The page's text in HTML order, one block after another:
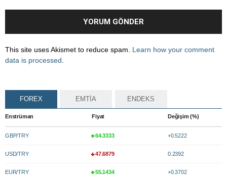
This site uses Akismet to reduce spam. Learn how your comment
data is processed.
FOREX EMTİA ENDEKS
Enstrüman Fiyat Değişim (%)
GBP/TRY 64.3333 +0.5222
USD/TRY 47.6879 0.2392
EUR/TRY 55.1434 +0.3702